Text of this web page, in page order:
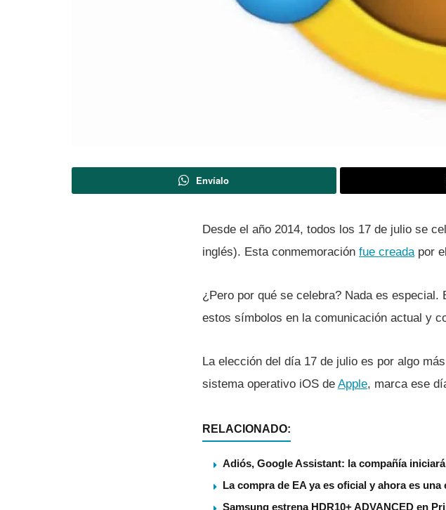
Envíalo
Desde el año 2014, todos los 17 de julio se
inglés). Esta conmemoración fue creadapor
¿Pero por qué se celebra? Nada es especial.
estos sí­mbolos en la comunicación actual y
La elección del dí­a 17 de julio es por algo
sistema operativo iOS de Apple, marca ese
RELACIONADO:
Adiós, Google Assistant: la compañía
La compra de EA ya es oficial y ahora es
Samsung estrena HDR10+ ADVANCED en